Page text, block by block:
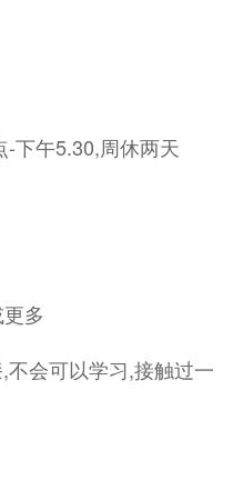
下午5.30,周休两天
多
会可以学习,接触过一